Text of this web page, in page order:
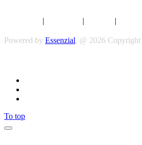
| | |
Powered by Essenzial. @ 2026 Copyright
To top